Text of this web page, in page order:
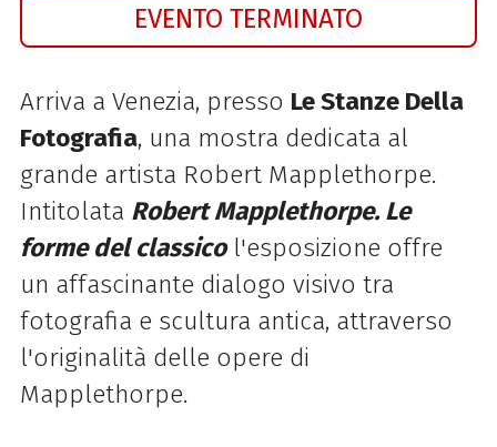
EVENTO TERMINATO
Arriva a Venezia, presso Le Stanze Della
Fotografia, una mostra dedicata al
grande artista Robert Mapplethorpe.
Intitolata Robert Mapplethorpe. Le
forme del classicol'esposizione offre
un affascinante dialogo visivo tra
fotografia e scultura antica, attraverso
l'originalità delle opere di
Mapplethorpe.